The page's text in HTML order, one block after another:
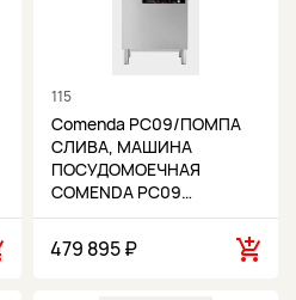
115
Comenda PC09/ПОМПА
СЛИВА, МАШИНА
ПОСУДОМОЕЧНАЯ
COMENDA PC09…
479 895 ₽